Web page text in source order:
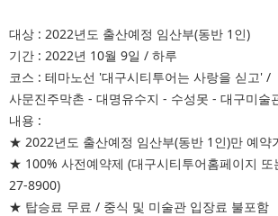
대상 : 2022년도 출산예정 임산부(동반 1인)
기간 : 2022년 10월 9일 / 하루
코스 : 테마노선 '대구시티투어는 사랑을 싣고' /
사문진주막촌 - 대명유수지 - 수성못 - 대구미술
내용 :
★ 2022년도 출산예정 임산부(동반 1인)만 예약
★ 100% 사전예약제 (대구시티투어홈페이지
27-8900)
★ 탑승료 무료 / 중식 및 미술관 입장료 불포함